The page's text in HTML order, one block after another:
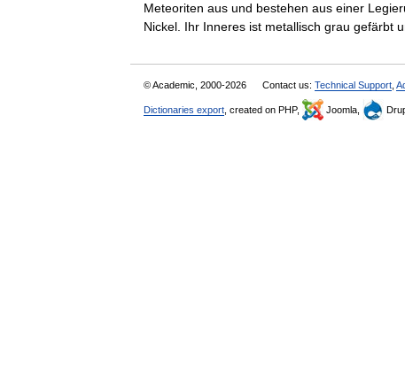
Meteoriten aus und bestehen aus einer
Nickel. Ihr Inneres ist metallisch grau
© Academic, 2000-2026 Contact us: Technical Support
Dictionaries export , created on PHP, Joomla,